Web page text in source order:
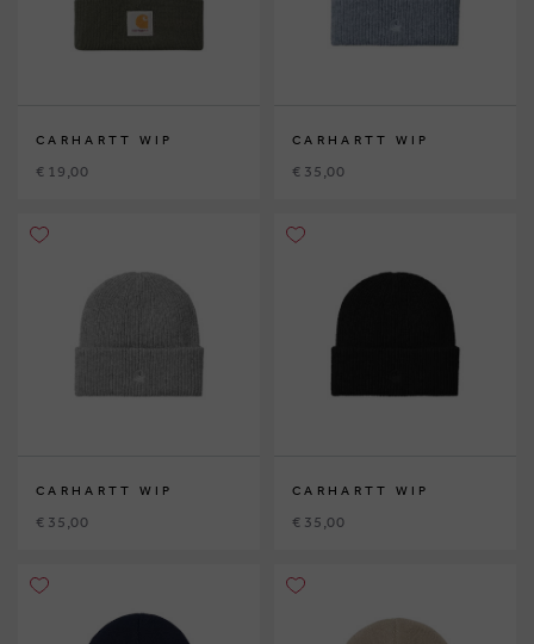
CARHARTT WIP
€ 19,00
CARHARTT WIP
€ 35,00
CARHARTT WIP
€ 35,00
CARHARTT WIP
€ 35,00